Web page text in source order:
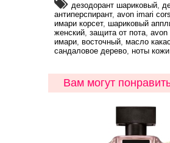
дезодорант шариковый,
антиперспирант, avon imari
имари корсет, шариковый
женский, защита от пота, avon
имари, восточный, масло
сандаловое дерево, ноты кожи
Вам могут